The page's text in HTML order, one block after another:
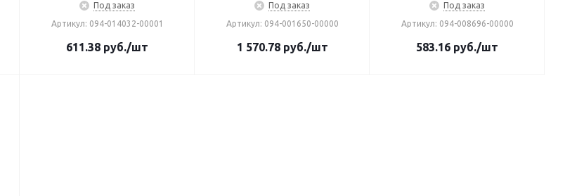
Под заказ
Артикул: 094-014032-00001
611.38 руб./шт
Под заказ
Артикул: 094-001650-00000
1 570.78руб./шт
Под заказ
Артикул: 094-008696-00000
583.16 руб./шт